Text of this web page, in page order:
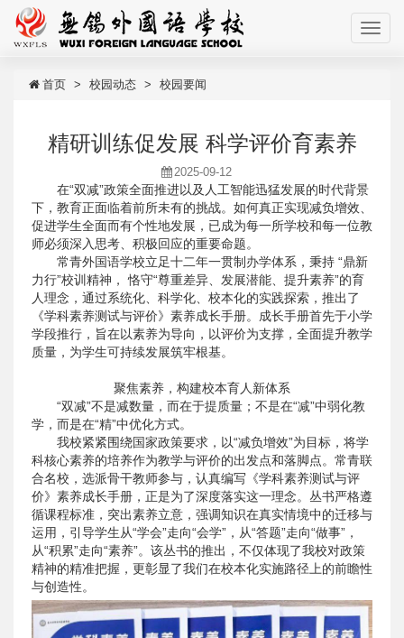
首页 校园动态 校园要闻
精研训练促发展 科学评价育素养
2025-09-12
在“双减”政策全面推进以及人工智能迅猛发展的时代背景
下，教育正面临着前所未有的挑战。如何真正实现减负增效、
促进学生全面而有个性地发展，已成为每一所学校和每一位教
师必须深入思考、积极回应的重要命题。
常青外国语学校立足十二年一贯制办学体系，秉持 “鼎新
力行”校训精神， 恪守“尊重差异、发展潜能、提升素养”的育
人理念，通过系统化、科学化、校本化的实践探索，推出了
《学科素养测试与评价》素养成长手册。成长手册首先于小学
学段推行，旨在以素养为导向，以评价为支撑，全面提升教学
质量，为学生可持续发展筑牢根基。
聚焦素养，构建校本育人新体系
“双减”不是减数量，而在于提质量；不是在“减”中弱化教
学，而是在“精”中优化方式。
我校紧紧围绕国家政策要求，以“减负增效”为目标，将学
科核心素养的培养作为教学与评价的出发点和落脚点。常青联
合名校，选派骨干教师参与，认真编写《学科素养测试与评
价》素养成长手册，正是为了深度落实这一理念。丛书严格遵
循课程标准，突出素养立意，强调知识在真实情境中的迁移与
运用，引导学生从“学会”走向“会学”，从“答题”走向“做事”，
从“积累”走向“素养”。该丛书的推出，不仅体现了我校对政策
精神的精准把握，更彰显了我们在校本化实施路径上的前瞻性
与创造性。